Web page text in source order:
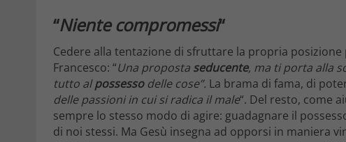
“Niente compromessi“
Cedere alla tentazione di sfruttare la propria
Francesco: “Una proposta seducente, ma ti porta alla
tutto alpossessodelle cose”. La brama di fama, di
delle passioni in cui si radica il male“. Del resto, come
sempre lo stesso modo di agire: guadagnare il
di noi stessi. Ma Gesù insegna ad opporsi in maniera